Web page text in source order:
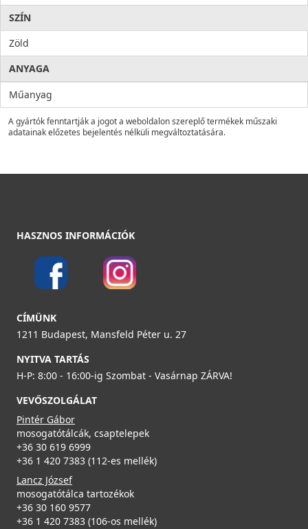
SZÍN
Zöld
ANYAGA
Műanyag
A gyártók fenntartják a jogot a weboldalon szereplő termékek műszaki
adatainak előzetes bejelentés nélküli megváltoztatására.
HASZNOS INFORMÁCIÓK
CÍMÜNK
1211 Budapest, Mansfeld Péter u. 27
NYITVA TARTÁS
H-P: 8:00 - 16:00-ig Szombat - Vasárnap ZÁRVA!
VEVŐSZOLGÁLAT
Pintér Gábor
mosogatótálcák, csaptelepek
+36 30 619 6999
+36 1 420 7383 (112-es mellék)
Lancz József
mosogatótálca tartozékok
+36 30 160 9577
+36 1 420 7383 (106-os mellék)